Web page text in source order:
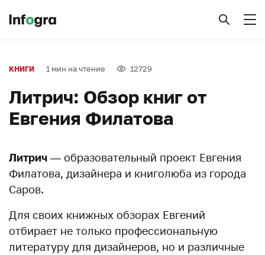
КНИГИ 1 мин на чтение 12729
Литрич: Обзор книг от
Евгения Филатова
Литрич — образовательный проект Евгения
Филатова, дизайнера и книголюба из города
Саров.
Для своих книжных обзорах Евгений
отбирает не только профессиональную
литературу для дизайнеров, но и различные